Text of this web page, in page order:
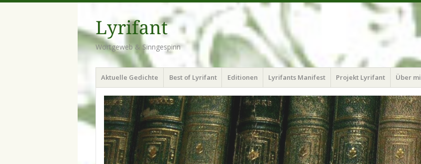
Lyrifant
Wortgeweb & Sinngespinn
Menü
Zum
Inhalt
springen
Aktuelle Gedichte Best of Lyrifant Editionen Lyrifants Manifest Projekt Lyrifant Über